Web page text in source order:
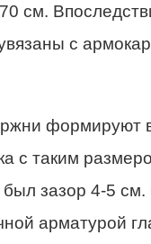
см.
с
формируют
с таким
был зазор 4-5
арматурой